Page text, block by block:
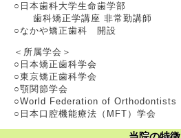
○日本歯科大学生命歯学部
歯科矯正学講座 非常勤講師
○なかや矯正歯科 開設
＜所属学会＞
○日本矯正歯科学会
○東京矯正歯科学会
○顎関節学会
○World Federation of Orthodontists
○日本口腔機能療法（MFT）学会